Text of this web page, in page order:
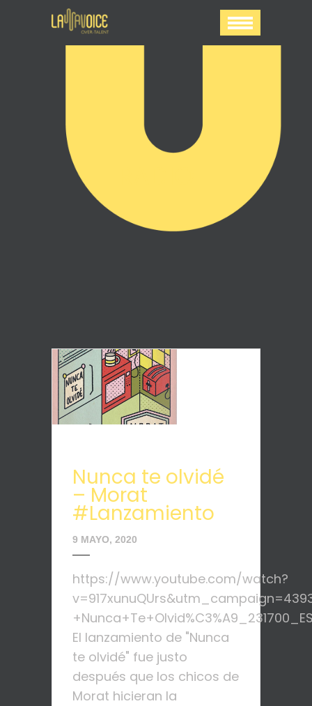
Nunca te olvidé
– Morat
#Lanzamiento
9 MAYO, 2020
https://www.youtube.com/watch?
El lanzamiento de "Nunca
te olvidé" fue justo
después que los chicos de
Morat hicieran la